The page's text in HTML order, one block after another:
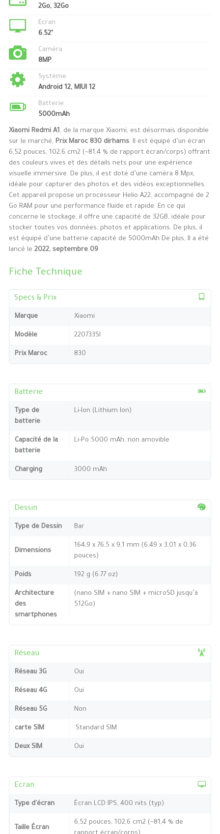
2Go, 32Go
Ecran
6.52"
Caméra
8MP
Système
Android 12, MIUI 12
Batterie
5000mAh
Xiaomi Redmi A1, de la marque Xiaomi, est désormais disponible
sur le marché, Prix Maroc 830 dirhams. Il est équipé d’un écran
6,52 pouces, 102,6 cm2 (~81,4 % de rapport écran/corps) offrant
des couleurs vives et des détails nets pour une expérience
visuelle immersive. De plus, il est doté d’une caméra 8 Mpx,
idéale pour capturer des photos et des vidéos exceptionnelles.
Cet appareil propose un processeur Helio A22, accompagné de 2
Go RAM pour une performance fluide et rapide. En ce qui
concerne le stockage, il offre une capacité de 32GB, idéale pour
stocker toutes vos données, photos et applications. De plus, il
est équipé d’une batterie capacité de 5000mAh De plus, Il a été
lancé le 2022, septembre 09
Fiche Technique
Specs & Prix
Marque Xiaomi
Modèle 220733SI
Prix Maroc 830
Batterie
Type de
batterie
Li-Ion (Lithium Ion)
Capacité de la
batterie
Li-Po 5000 mAh, non amovible
Charging 3000 mAh
Dessin
Type de Dessin Bar
Dimensions
164,9 x 76,5 x 9,1 mm (6,49 x 3,01 x 0,36
pouces)
Poids 192 g (6.77 oz)
Architecture
des
smartphones
(nano SIM + nano SIM + microSD jusqu’à
512Go)
Réseau
Réseau 3G Oui
Réseau 4G Oui
Réseau 5G Non
carte SIM `Standard SIM
Deux SIM Oui
Ecran
Type d'écran Écran LCD IPS, 400 nits (typ)
Taille Écran
6,52 pouces, 102,6 cm2 (~81,4 % de